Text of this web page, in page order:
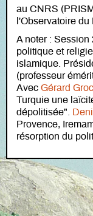
au CNRS
l'Observatoire du
A noter : Session
politique et
islamique.
(professeur
Avec Gérard Groc
Turquie une
dépolitisée".
Provence,
résorption du